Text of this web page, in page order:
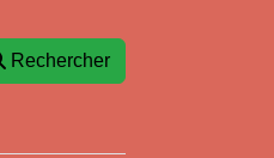
Rechercher